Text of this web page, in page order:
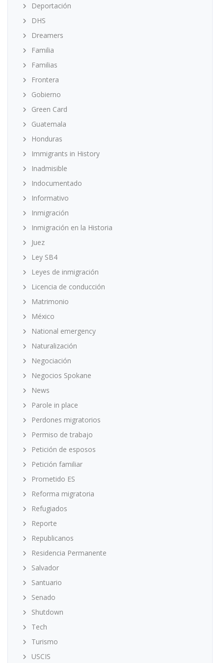
Deportación
DHS
Dreamers
Familia
Familias
Frontera
Gobierno
Green Card
Guatemala
Honduras
Immigrants in History
Inadmisible
Indocumentado
Informativo
Inmigración
Inmigración en la Historia
Juez
Ley SB4
Leyes de inmigración
Licencia de conducción
Matrimonio
México
National emergency
Naturalización
Negociación
Negocios Spokane
News
Parole in place
Perdones migratorios
Permiso de trabajo
Petición de esposos
Petición familiar
Prometido ES
Reforma migratoria
Refugiados
Reporte
Republicanos
Residencia Permanente
Salvador
Santuario
Senado
Shutdown
Tech
Turismo
USCIS